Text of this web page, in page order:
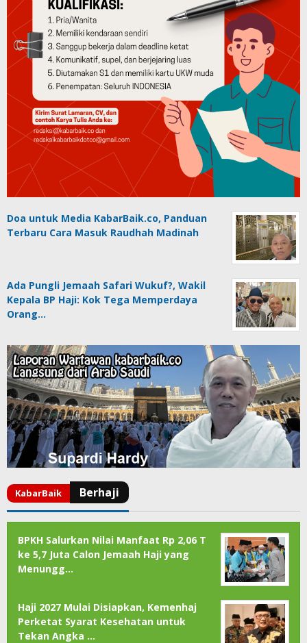
Doa untuk Media KabarBaik.co, Panduan
Terbaru Cara Masuk Raudhah Madinah
Ada Pungli Jemaah Safari Wukuf?, Wakil
Kepala BP Haji: Kok Tega Memperdaya
Orang…
BPKH Salurkan Nilai Manfaat Rp 2,06 T
ke 5,7 Juta Calon Jemaah Haji yang
Menungg…
Haji 2027 Mulai Disiapkan, Kemenhaj
Perketat Syarat Kesehatan untuk
Tekan Angka …